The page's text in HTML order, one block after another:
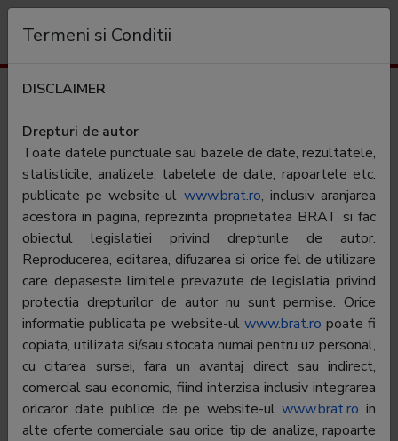
Adevarul Sport
Numele editorului: Adevarul Holding SRL
Periodicitate:
Categorie:
Aria de difuzare: National
Tip: Gratuita
Director General: Constantin Sandu/Cristian Stancu
Termeni si Conditii
DISCLAIMER
Drepturi de autor
Toate datele punctuale sau bazele de date, rezultatele,
statisticile, analizele, tabelele de date, rapoartele etc.
publicate pe website-ul www.brat.ro, inclusiv aranjarea
acestora in pagina, reprezinta proprietatea BRAT si fac
obiectul legislatiei privind drepturile de autor.
Reproducerea, editarea, difuzarea si orice fel de utilizare
care depaseste limitele prevazute de legislatia privind
protectia drepturilor de autor nu sunt permise. Orice
informatie publicata pe website-ul www.brat.ro poate fi
copiata, utilizata si/sau stocata numai pentru uz personal,
cu citarea sursei, fara un avantaj direct sau indirect,
comercial sau economic, fiind interzisa inclusiv integrarea
oricaror date publice de pe website-ulwww.brat.ro in
alte oferte comerciale sau orice tip de analize, rapoarte